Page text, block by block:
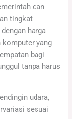
dan
tingkat
harga
komputer yang
bagi
tanpa harus
udara,
sesuai